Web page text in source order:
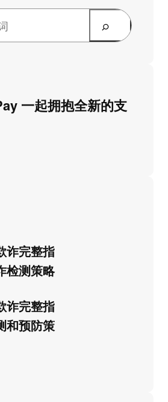
一起拥抱全新的支
诈完整指
检测策略
诈完整指
和预防策